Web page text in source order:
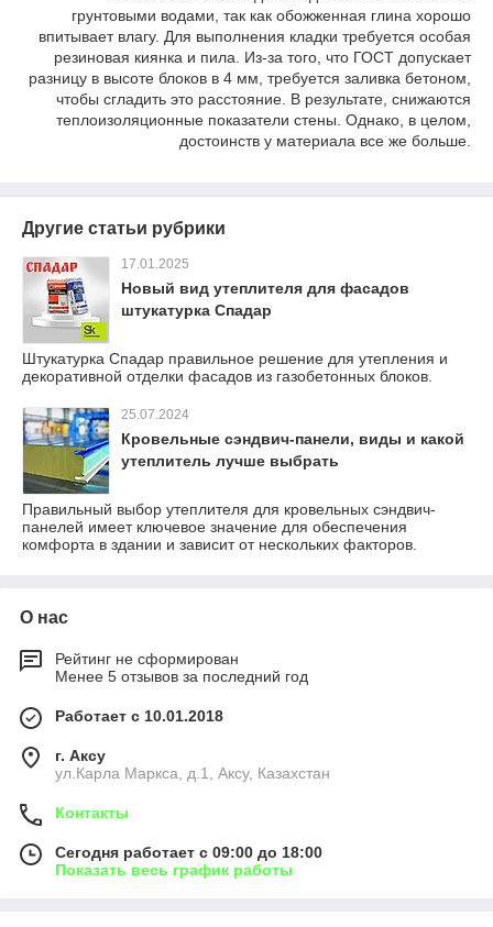
грунтовыми водами, так как обожженная глина хорошо
впитывает влагу. Для выполнения кладки требуется особая
резиновая киянка и пила. Из-за того, что ГОСТ допускает
разницу в высоте блоков в 4 мм, требуется заливка бетоном,
чтобы сгладить это расстояние. В результате, снижаются
теплоизоляционные показатели стены. Однако, в целом,
достоинств у материала все же больше.
Другие статьи рубрики
17.01.2025
Новый вид утеплителя для фасадов
штукатурка Спадар
Штукатурка Спадар правильное решение для утепления и
декоративной отделки фасадов из газобетонных блоков.
25.07.2024
Кровельные сэндвич-панели, виды и какой
утеплитель лучше выбрать
Правильный выбор утеплителя для кровельных сэндвич-
панелей имеет ключевое значение для обеспечения
комфорта в здании и зависит от нескольких факторов.
О нас
Рейтинг не сформирован
Менее 5 отзывов за последний год
Работает с 10.01.2018
г. Аксу
ул.Карла Маркса, д.1, Аксу, Казахстан
Контакты
Сегодня работает с 09:00 до 18:00
Показать весь график работы